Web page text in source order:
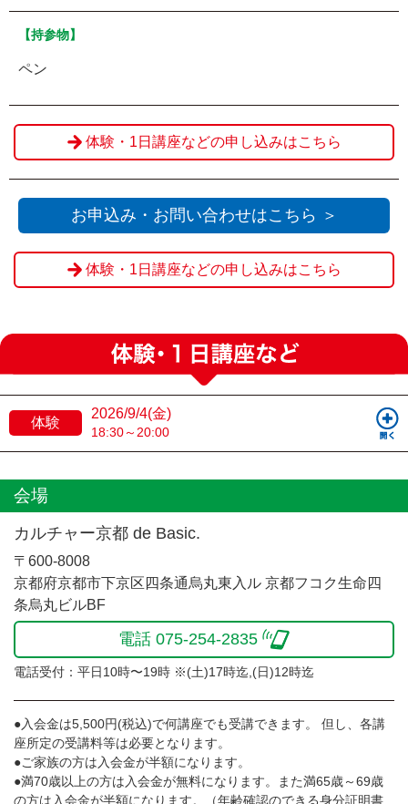
【持参物】
ペン
体験・1日講座などの申し込みはこちら
お申込み・お問い合わせはこちら ＞
体験・1日講座などの申し込みはこちら
体験
2026/9/4(金)
18:30～20:00
会場
カルチャー京都 de Basic.
〒600-8008
京都府京都市下京区四条通烏丸東入ル 京都フコク生命四
条烏丸ビルBF
電話 075-254-2835
電話受付：平日10時〜19時 ※(土)17時迄,(日)12時迄
●入会金は5,500円(税込)で何講座でも受講できます。 但し、各講
座所定の受講料等は必要となります。
●ご家族の方は入会金が半額になります。
●満70歳以上の方は入会金が無料になります。また満65歳～69歳
の方は入会金が半額になります。（年齢確認のできる身分証明書